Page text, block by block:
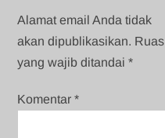
Alamat email Anda tidak
akan dipublikasikan. Ruas
yang wajib ditandai*
Komentar*